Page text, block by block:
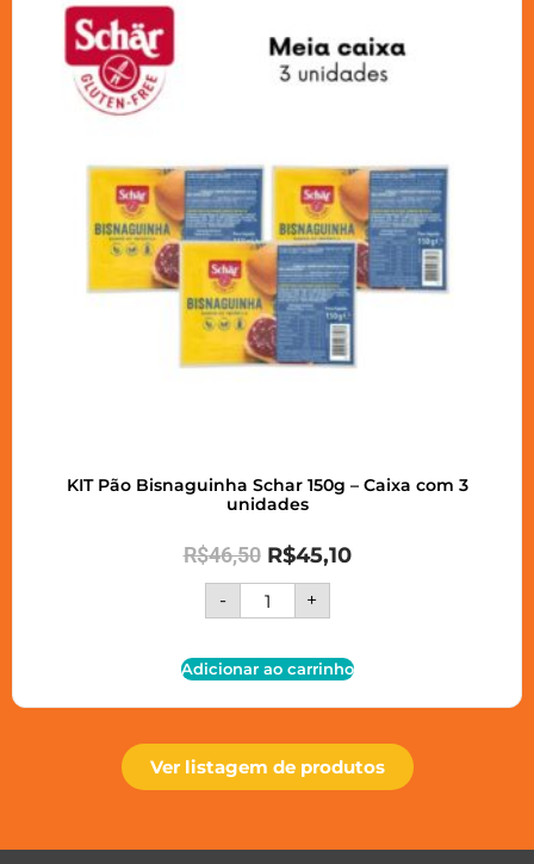
KIT Pão Bisnaguinha Schar 150g – Caixa com 3
unidades
R$46,50 R$45,10
- +
Adicionar ao carrinho
Ver listagem de produtos